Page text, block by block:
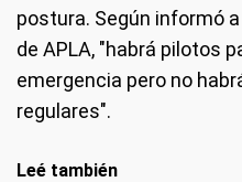
postura. Según informó
de APLA, "habrá pilotos
emergencia pero no
regulares".
Leé también